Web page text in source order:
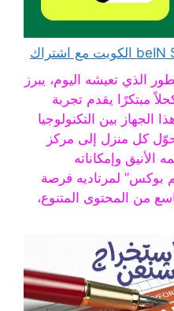
الذي تعيشه اليوم، يبرز
مبتكرًا يقدم تجربة
بين التكنولوجيا
كل منزل إلى مركز
وإمكاناته
بوكس” لمرتاديه فرصة
من المحتوى المتنوع،